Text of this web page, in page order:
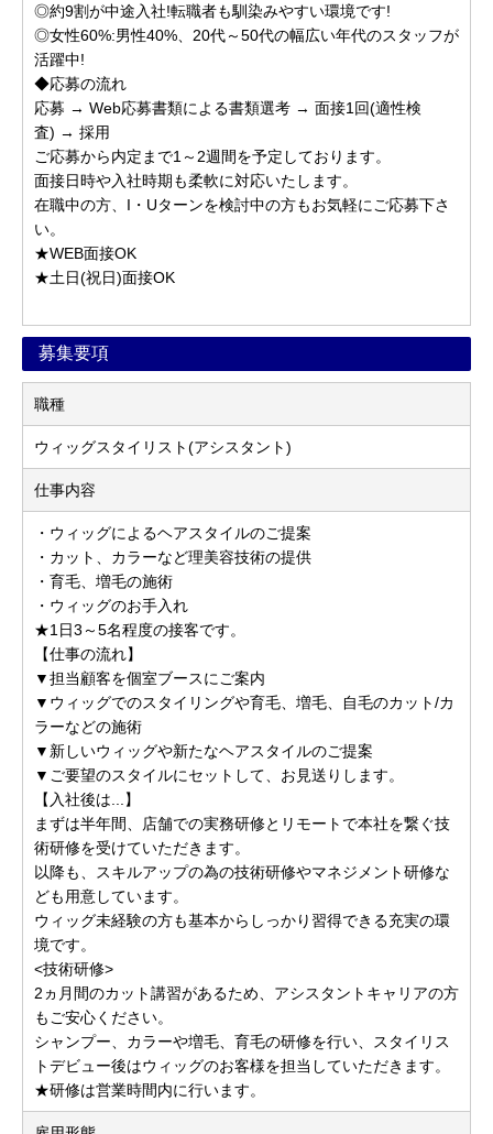
◎約9割が中途入社!転職者も馴染みやすい環境です!
◎女性60%:男性40%、20代～50代の幅広い年代のスタッフが
活躍中!
◆応募の流れ
応募 → Web応募書類による書類選考 → 面接1回(適性検
査) → 採用
ご応募から内定まで1～2週間を予定しております。
面接日時や入社時期も柔軟に対応いたします。
在職中の方、I・Uターンを検討中の方もお気軽にご応募下さ
い。
★WEB面接OK
★土日(祝日)面接OK
募集要項
職種
ウィッグスタイリスト(アシスタント)
仕事内容
・ウィッグによるヘアスタイルのご提案
・カット、カラーなど理美容技術の提供
・育毛、増毛の施術
・ウィッグのお手入れ
★1日3～5名程度の接客です。
【仕事の流れ】
▼担当顧客を個室ブースにご案内
▼ウィッグでのスタイリングや育毛、増毛、自毛のカット/カ
ラーなどの施術
▼新しいウィッグや新たなヘアスタイルのご提案
▼ご要望のスタイルにセットして、お見送りします。
【入社後は...】
まずは半年間、店舗での実務研修とリモートで本社を繋ぐ技
術研修を受けていただきます。
以降も、スキルアップの為の技術研修やマネジメント研修な
ども用意しています。
ウィッグ未経験の方も基本からしっかり習得できる充実の環
境です。
<技術研修>
2ヵ月間のカット講習があるため、アシスタントキャリアの方
もご安心ください。
シャンプー、カラーや増毛、育毛の研修を行い、スタイリス
トデビュー後はウィッグのお客様を担当していただきます。
★研修は営業時間内に行います。